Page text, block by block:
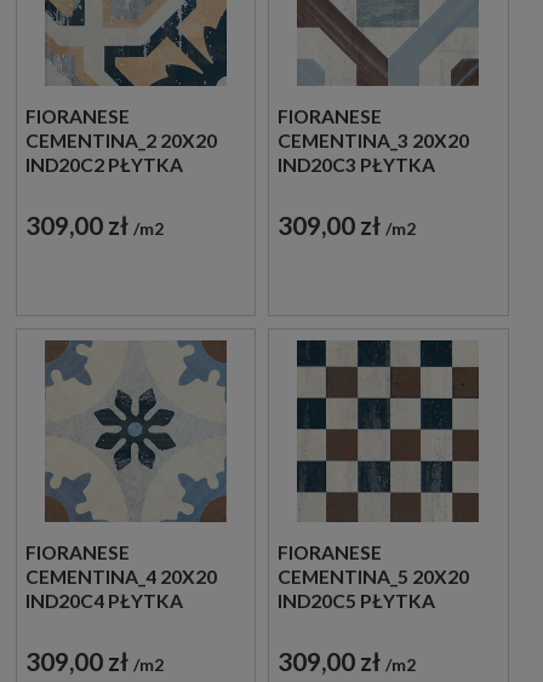
FIORANESE
CEMENTINA_2 20X20
IND20C2 PŁYTKA
309,00 zł m2
FIORANESE
CEMENTINA_3 20X20
IND20C3 PŁYTKA
309,00 zł m2
FIORANESE
CEMENTINA_4 20X20
IND20C4 PŁYTKA
309,00 zł m2
FIORANESE
CEMENTINA_5 20X20
IND20C5 PŁYTKA
309,00 zł m2